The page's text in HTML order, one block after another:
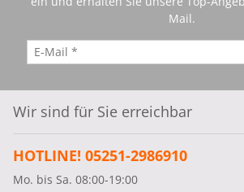
Mail.
Wir sind für Sie erreichbar
HOTLINE! 05251-2986910
Mo. bis Sa. 08:00-19:00